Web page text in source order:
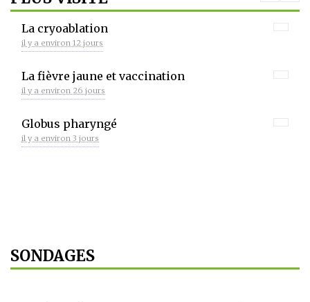
La cryoablation
il y a environ 12 jours
La fièvre jaune et vaccination
il y a environ 26 jours
Globus pharyngé
il y a environ 3 jours
SONDAGES